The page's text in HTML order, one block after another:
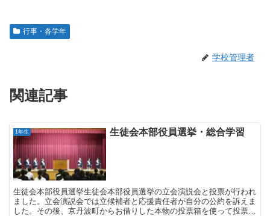
行事・各学年
学校管理者
関連記事
1年生 生徒会本部役員選挙・総合学習
生徒会本部役員選挙生徒会本部役員選挙の立会演説会と投票が行われ
ました。立会演説会では立候補者と応援責任者が自分の公約を訴えま
した。その後、京丹波町からお借りした本物の投票箱を使って投票を